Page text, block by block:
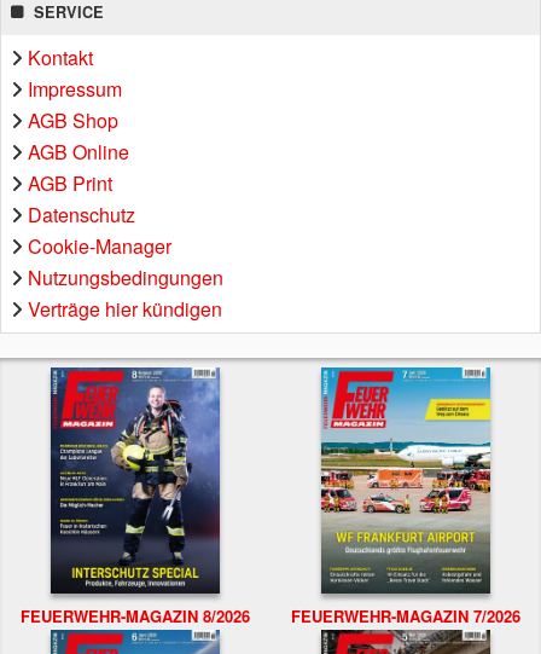
SERVICE
Kontakt
Impressum
AGB Shop
AGB Online
AGB Print
Datenschutz
Cookie-Manager
Nutzungsbedingungen
Verträge hier kündigen
FEUERWEHR-MAGAZIN 8/2026 FEUERWEHR-MAGAZIN 7/2026